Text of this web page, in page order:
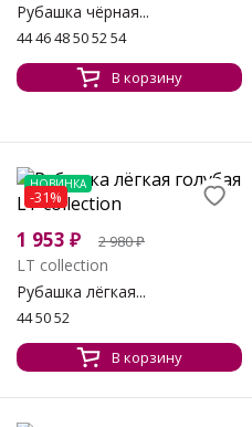
Рубашка чёрная...
44 46 48 50 52 54
В корзину
НОВИНКА
-31%
1 953 ₽ 2 980₽
LT collection
Рубашка лёгкая...
44 50 52
В корзину